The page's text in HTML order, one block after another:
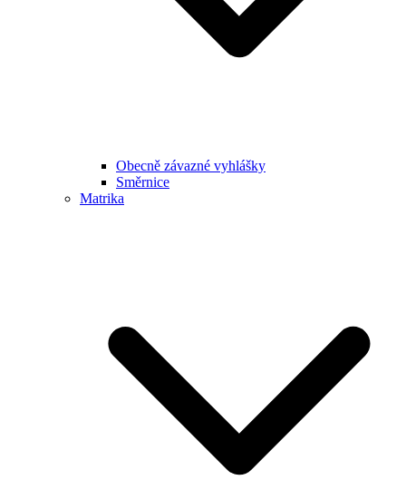
Obecně závazné vyhlášky
Směrnice
Matrika